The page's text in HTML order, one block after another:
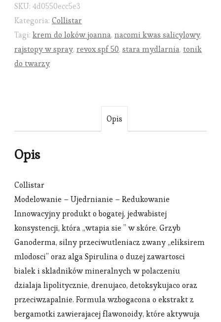
SKU: 4d0550ecc5e3
Kategoria: Collistar
Tagi: krem do loków joanna, nacomi kwas salicylowy,
rajstopy w spray, revox spf 50, stara mydlarnia, tonik
do twarzy
Opis
Opis
Collistar
Modelowanie – Ujedrnianie – Redukowanie
Innowacyjny produkt o bogatej, jedwabistej
konsystencji, która „wtapia sie ” w skóre. Grzyb
Ganoderma, silny przeciwutleniacz zwany „eliksirem
mlodosci” oraz alga Spirulina o duzej zawartosci
bialek i skladników mineralnych w polaczeniu
dzialaja lipolitycznie, drenujaco, detoksykujaco oraz
przeciwzapalnie. Formula wzbogacona o ekstrakt z
bergamotki zawierajacej flawonoidy, które aktywuja